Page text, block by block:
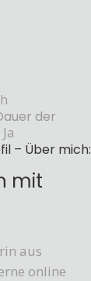
der
Ja
– Über mich:
mit
aus
online